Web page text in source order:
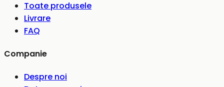
Toate produsele
Livrare
FAQ
Companie
Despre noi